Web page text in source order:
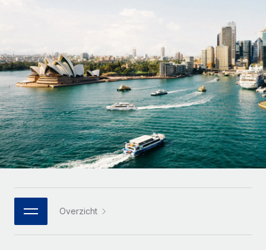
INFRASTRUCTUUR
Remote Embedded
HR naadloos in workflows integreren
Platform
Ingebouwde essentiële HR-functies voor je team
Integraties
Start-ups
Flexibele global HR en payroll solutions voor groeiende
bedrijven
Mid-market
Teams uitbreiden met HR solutions op maat
Enterprise
Global HR voor grote bedrijven
WERK MET ONS SAMEN
Strategische technologiepartners
Betalingscalculator voor zzp'ers
LEREN MET REMOTE
Onderzoek en gidsen
Casestudy's
HR-woordenlijst
Checklists en templates
Webinars
Français
Deutsch
Español
Italiano
Português (Portugal)
日本語
한국어
Overzicht